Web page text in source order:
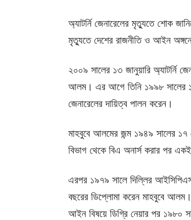
অ্যাটর্নি জেনারেলের মৃত্যুতে শোক
মৃত্যুতে দেশের রাজনীতি ও আইন
২০০৯ সালের ১৩ জানুয়ারি অ্যাটর্নি
আলম। এর আগে তিনি ১৯৯৮ সালের
জেনারেলের দায়িত্ব পালন করেন।
মাহবুবে আলমের জন্ম ১৯৪৯ সালের ১৭
বিভাগ থেকে বিএ অনার্স করার পর একই
এরপর ১৯৭৯ সালে দিল্লির
বছরের ডিপ্লোমা করেন মাহবুবে
আইন বিষয়ে ডিগ্রি নেয়ার পর ১৯৮০